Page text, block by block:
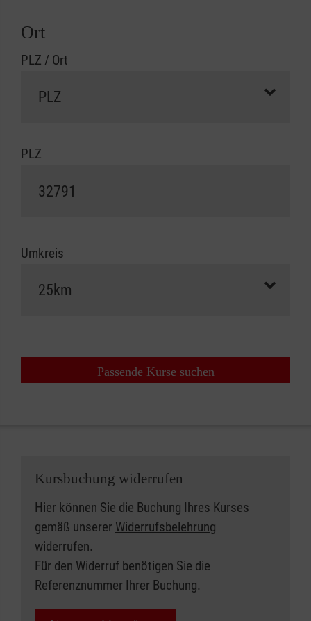
Ort
PLZ / Ort
PLZ
Umkreis
Passende Kurse suchen
Kursbuchung widerrufen
Hier können Sie die Buchung Ihres Kurses
gemäß unserer Widerrufsbelehrung
widerrufen.
Für den Widerruf benötigen Sie die
Referenznummer Ihrer Buchung.